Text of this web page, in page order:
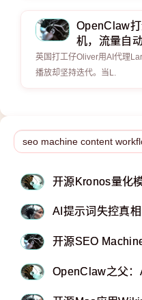
OpenClaw
机，流量自动
英国打工仔Oliver用AI代理
播放却坚持迭代。当L.
开源Kronos量化
AI提示词失控真
开源SEO
OpenClaw之父